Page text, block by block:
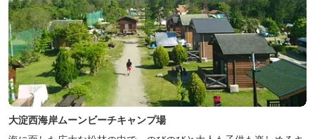
大淀西海岸ムーンビーチキャンプ場